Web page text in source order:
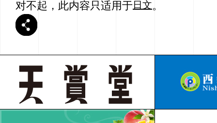
对不起，此内容只适用于日文。